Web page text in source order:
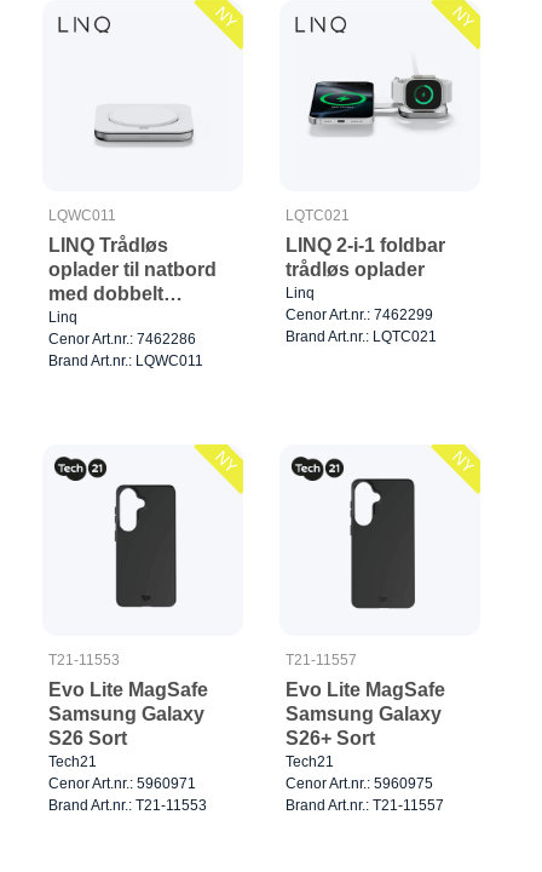
NY
LQWC011
LINQ Trådløs
oplader til natbord
med dobbelt
position
Linq
Cenor Art.nr.: 7462286
Brand Art.nr.: LQWC011
NY
LQTC021
LINQ 2-i-1 foldbar
trådløs oplader
Linq
Cenor Art.nr.: 7462299
Brand Art.nr.: LQTC021
NY
T21-11553
Evo Lite MagSafe
Samsung Galaxy
S26 Sort
Tech21
Cenor Art.nr.: 5960971
Brand Art.nr.: T21-11553
NY
T21-11557
Evo Lite MagSafe
Samsung Galaxy
S26+ Sort
Tech21
Cenor Art.nr.: 5960975
Brand Art.nr.: T21-11557